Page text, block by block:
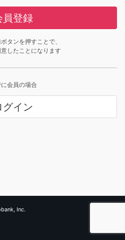
員登録
タンを押すことで、
意したことになります
会員の場合
グイン
Inc.